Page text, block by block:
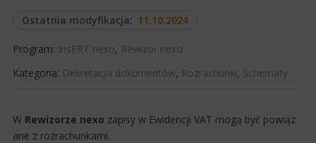
Ostatnia modyfikacja: 11.10.2024
Program: InsERT nexo, Rewizor nexo
Kategoria: Dekretacja dokumentów, Rozrachunki, Schematy
​​​W Rewizorze nexo zapisy w Ewidencji VAT mogą być pow​​​iąz​
ane z rozrachunkami.